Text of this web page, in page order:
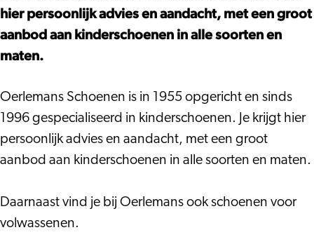
hier persoonlijk advies en aandacht, met een groot
aanbod aan kinderschoenen in alle soorten en
maten.
Oerlemans Schoenen is in 1955 opgericht en sinds
1996 gespecialiseerd in kinderschoenen. Je krijgt hier
persoonlijk advies en aandacht, met een groot
aanbod aan kinderschoenen in alle soorten en maten.
Daarnaast vind je bij Oerlemans ook schoenen voor
volwassenen.